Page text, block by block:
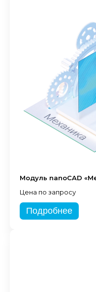
Модуль nanoCAD
Цена по запросу
Подробнее